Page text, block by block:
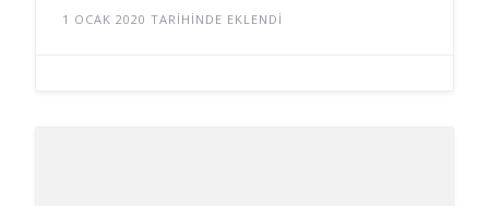
1 OCAK 2020 TARIHINDE EKLENDI